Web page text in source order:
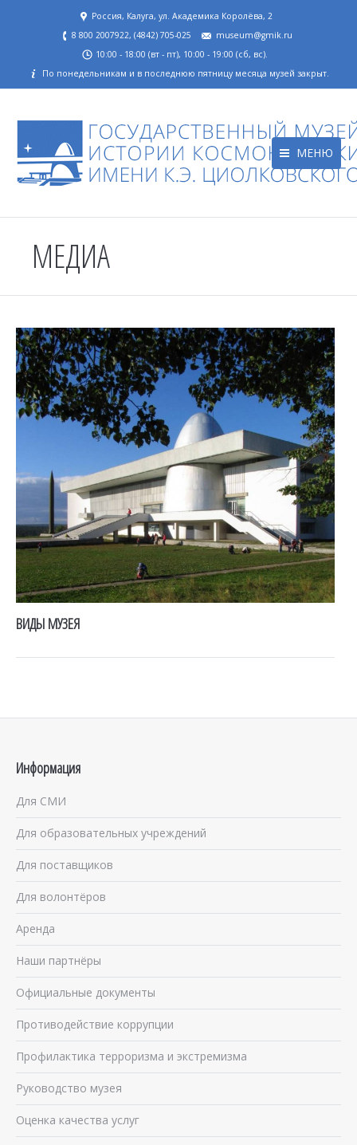
Россия, Калуга, ул. Академика Королёва, 2
8 800 2007922, (4842) 705-025
museum@gmik.ru
10:00 - 18:00 (вт - пт), 10:00 - 19:00 (сб, вс).
По понедельникам и в последнюю пятницу месяца музей закрыт.
МЕНЮ
МЕДИА
ВИДЫ МУЗЕЯ
Информация
Для СМИ
Для образовательных учреждений
Для поставщиков
Для волонтёров
Аренда
Наши партнёры
Официальные документы
Противодействие коррупции
Профилактика терроризма и экстремизма
Руководство музея
Оценка качества услуг